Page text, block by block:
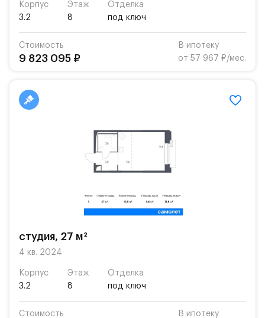
Корпус
3.2
Этаж
8
Отделка
под ключ
Стоимость
9 823 095 ₽
В ипотеку
от 57 967 ₽/мес.
студия, 27 м²
4 кв. 2024
Корпус
3.2
Этаж
8
Отделка
под ключ
Стоимость
В ипотеку